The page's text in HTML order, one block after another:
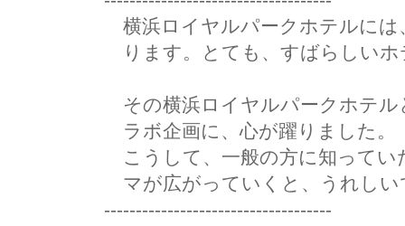
横浜ロイヤルパークホテルには
ります。とても、すばらしいホ
その横浜ロイヤルパークホテル
ラボ企画に、心が躍りました。
こうして、一般の方に知ってい
マが広がっていくと、うれしい
------------------------------------